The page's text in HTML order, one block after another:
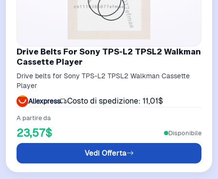
Drive Belts For Sony TPS-L2 TPSL2 Walkman
Cassette Player
Drive belts for Sony TPS-L2 TPSL2 Walkman Cassette
Player
Aliexpress
Costo di spedizione: 11,01$
A partire da
23,57$
Vedi Offerta
Disponibile